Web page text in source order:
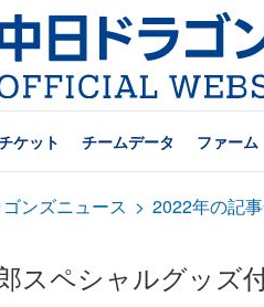
ケット チームデータ ファーム
ゴンズニュース > 2022年の記
スペシャルグッズ